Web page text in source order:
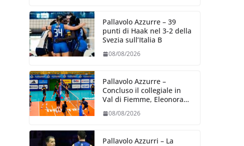
Pallavolo Azzurre – 39
punti di Haak nel 3-2 della
Svezia sull’Italia B
08/08/2026
Pallavolo Azzurre –
Concluso il collegiale in
Val di Fiemme, Eleonora
su quei piccoli dettagli
08/08/2026
Pallavolo Azzurri – La